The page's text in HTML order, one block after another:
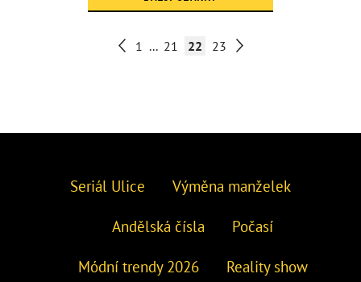
1 ... 21 22 23
Seriál Ulice Výměna manželek
Andělská čísla Počasí
Módní trendy 2026 Reality show